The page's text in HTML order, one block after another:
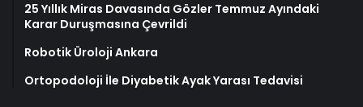
25 Yıllık Miras Davasında Gözler Temmuz Ayındaki
Karar Duruşmasına Çevrildi
Robotik Üroloji Ankara
Ortopodoloji İle Diyabetik Ayak Yarası Tedavisi